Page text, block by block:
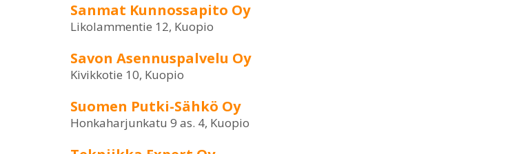
Sanmat Kunnossapito Oy
Likolammentie 12, Kuopio
Savon Asennuspalvelu Oy
Kivikkotie 10, Kuopio
Suomen Putki-Sähkö Oy
Honkaharjunkatu 9 as. 4, Kuopio